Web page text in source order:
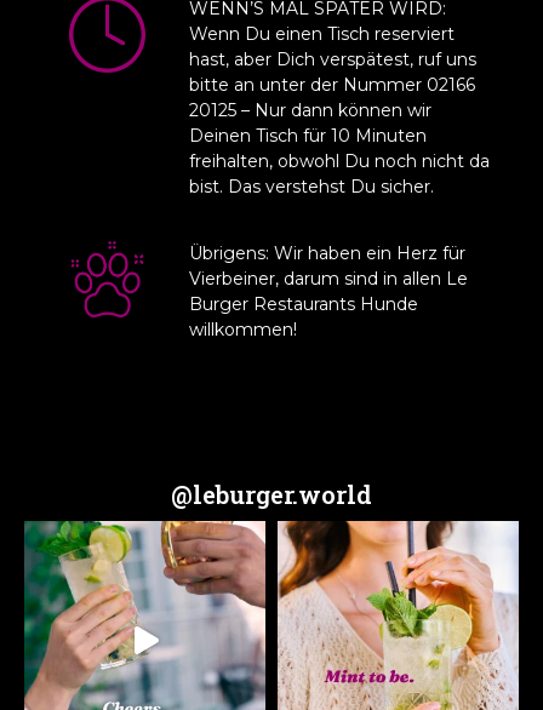
WENN’S MAL SPÄTER WIRD:
Wenn Du einen Tisch reserviert
hast, aber Dich verspätest, ruf uns
bitte an unter der Nummer 02166
20125 – Nur dann können wir
Deinen Tisch für 10 Minuten
freihalten, obwohl Du noch nicht da
bist. Das verstehst Du sicher.
Übrigens: Wir haben ein Herz für
Vierbeiner, darum sind in allen Le
Burger Restaurants Hunde
willkommen!
@leburger.world